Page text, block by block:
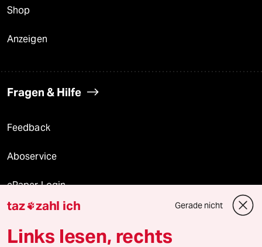
Shop
Anzeigen
Fragen & Hilfe
Feedback
Aboservice
ePaper Login
Downloads für Abonnierende
taz zahl ich Gerade nicht
Links lesen, rechts